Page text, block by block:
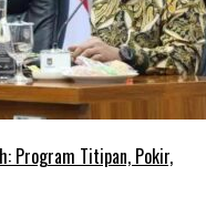
Program Titipan, Pokir,